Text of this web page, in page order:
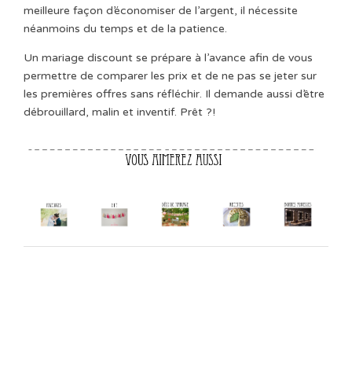
meilleure façon d’économiser de l’argent, il nécessite
néanmoins du temps et de la patience.
Un mariage discount se prépare à l’avance afin de vous
permettre de comparer les prix et de ne pas se jeter sur
les premières offres sans réfléchir. Il demande aussi d’être
débrouillard, malin et inventif. Prêt ?!